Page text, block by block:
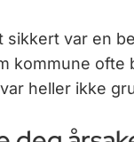
sikkert var en
kommune ofte
heller ikke